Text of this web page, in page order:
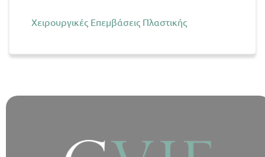
Χειρουργικές Επεμβάσεις Πλαστικής